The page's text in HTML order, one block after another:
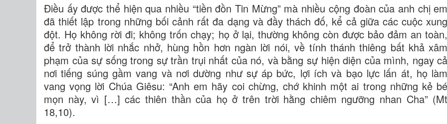
Điều ấy được thể hiện qua nhiều “tiền đồn Tin Mừng” mà nhiều cộng đoàn của anh chị em
đã thiết lập trong những bối cảnh rất đa dạng và đầy thách đố, kể cả giữa các cuộc xung
đột. Họ không rời đi; không trốn chạy; họ ở lại, thường không còn được bảo đảm an toàn,
để trở thành lời nhắc nhở, hùng hồn hơn ngàn lời nói, về tính thánh thiêng bất khả xâm
phạm của sự sống trong sự trần trụi nhất của nó, và bằng sự hiện diện của mình, ngay cả
nơi tiếng súng gầm vang và nơi dường như sự áp bức, lợi ích và bạo lực lấn át, họ làm
vang vọng lời Chúa Giêsu: “Anh em hãy coi chừng, chớ khinh một ai trong những kẻ bé
mọn này, vì […] các thiên thần của họ ở trên trời hằng chiêm ngưỡng nhan Cha” (Mt
18,10).